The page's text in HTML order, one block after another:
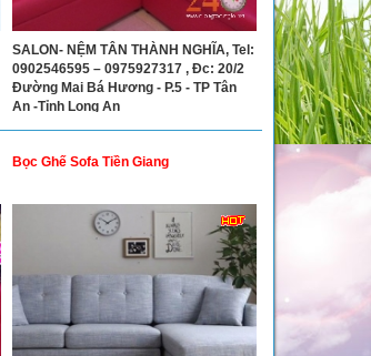
SALON- NỆM TÂN THÀNH NGHĨA, Tel:
0902546595 – 0975927317 , Đc: 20/2
Đường Mai Bá Hương - P.5 - TP Tân
An -Tỉnh Long An
Bọc Ghế Sofa Tiền Giang